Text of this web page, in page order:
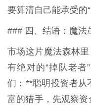
要算清自己能承受的“
### 四、结语：魔法
市场这片魔法森林
有绝对的“掉队老者
们：**聪明投资者从
富的猎手，先观察